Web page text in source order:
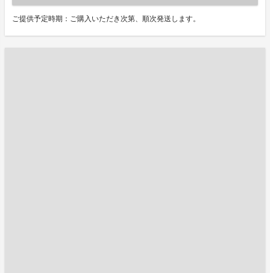
ご提供予定時期：ご購入いただき次第、順次発送します。